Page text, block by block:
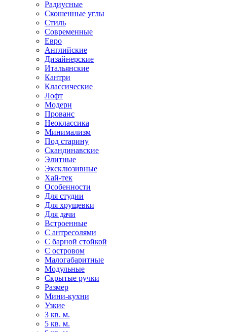
Радиусные
Скошенные углы
Стиль
Современные
Евро
Английские
Дизайнерские
Итальянские
Кантри
Классические
Лофт
Модерн
Прованс
Неоклассика
Минимализм
Под старину
Скандинавские
Элитные
Эксклюзивные
Хай-тек
Особенности
Для студии
Для хрущевки
Для дачи
Встроенные
С антресолями
С барной стойкой
С островом
Малогабаритные
Модульные
Скрытые ручки
Размер
Мини-кухни
Узкие
3 кв. м.
5 кв. м.